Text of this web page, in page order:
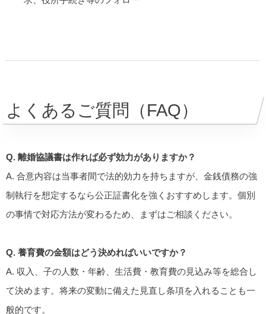
よくあるご質問（FAQ）
Q. 離婚協議書は作れば必ず効力がありますか？
A. 合意内容は当事者間で法的効力を持ちますが、金銭債務の強
制執行を想定するなら公正証書化を強くおすすめします。個別
の事情で対応方法が変わるため、まずはご相談ください。
Q. 養育費の金額はどう決めればいいですか？
A. 収入、子の人数・年齢、生活費・教育費の見込み等を総合し
て決めます。将来の変動に備えた見直し条項を入れることも一
般的です。